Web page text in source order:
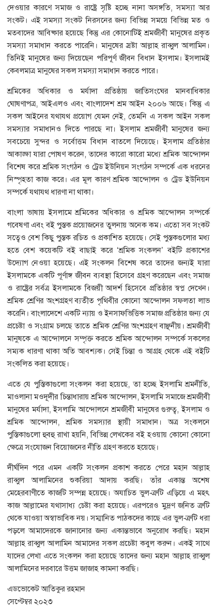
দেওয়ার কারণে সমাজ ও রাষ্ট্রে সৃষ্টি হচ্ছে নানা অসঙ্গতি, সমস্যা আর
সংকট। এই সমস্যা সংকট নিরসনের জন্য বিভিন্ন সময়ে বিভিন্ন মত ও
মতবাদের আবিষ্কার হয়েছে কিন্তু এর কোনোটিই শ্রমজীবী মানুষের প্রকৃত
সমস্যা সমাধান করতে পারেনি। মানুষের স্রষ্টা আল্লাহ রাব্বুল আলামিন।
তিনিই মানুষের জন্য দিয়েছেন পরিপূর্ণ জীবন বিধান ইসলাম। ইসলামই
কেবলমাত্র মানুষের সকল সমস্যা সমাধান করতে পারে।
শ্রমিকের অধিকার ও মর্যাদা প্রতিষ্ঠায় জাতিসংঘের মানবাধিকার
ঘোষণাপত্র, আইএলও এবং বাংলাদেশ শ্রম আইন ২০০৬ আছে। কিন্তু এ
সকল আইনের যথাযথ প্রয়োগ যেমন নেই, তেমনি এ সকল আইন সকল
সমস্যার সমাধানও দিতে পারছে না। ইসলাম শ্রমজীবী মানুষের জন্য
সবচেয়ে সুন্দর ও সর্বোত্তম বিধান বাতলে দিয়েছে। ইসলাম প্রতিষ্ঠার
আকাঙ্ক্ষা যারা পোষণ করেন, তাদের কারো কারো মধ্যে শ্রমিক আন্দোলন
বিশেষ করে শ্রমিক সংগঠন ও ট্রেড ইউনিয়ন সংগঠন সম্পর্কে এক ধরনের
নিস্পৃহতা কাজ করে। এর মূল কারণ শ্রমিক আন্দোলন ও ট্রেড ইউনিয়ন
সম্পর্কে যথাযথ ধারণা না থাকা।
বাংলা ভাষায় ইসলামে শ্রমিকের অধিকার ও শ্রমিক আন্দোলন সম্পর্কে
গবেষণা এবং বই পুস্তক প্রয়োজনের তুলনায় অনেক কম। এতো সব সংকট
সত্বেও বেশ কিছু পুস্তক রচিত ও প্রকাশিত হয়েছে। সেই পুস্তকগুলোর মধ্য
হতে বেশ কয়েকটি বই বাছাই করে ‘শ্রমিক সংকলন’ বইটি প্রকাশের
উদ্যোগ নেওয়া হয়েছে। এই সংকলন বিশেষ করে তাদের জন্যই যারা
ইসলামকে একটি পূর্ণাঙ্গ জীবন ব্যবস্থা হিসেবে গ্রহণ করেছেন এবং সমাজ
ও রাষ্ট্রের সর্বত্র ইসলামকে বিজয়ী আদর্শ হিসেবে প্রতিষ্ঠার স্বপ্ন দেখেন।
শ্রমিক শ্রেণির অংশগ্রহণ ব্যতীত পৃথিবীর কোনো আন্দোলন সফলতা লাভ
করেনি। বাংলাদেশে একটি ন্যায় ও ইনসাফভিত্তিক সমাজ প্রতিষ্ঠার জন্য যে
প্রচেষ্টা ও সংগ্রাম চলছে তাতে শ্রমিক শ্রেণির অংশগ্রহণ বাঞ্ছনীয়। শ্রমজীবী
মানুষকে এ আন্দোলনে সম্পৃক্ত করতে শ্রমিক আন্দোলন সম্পর্কে সকলের
সম্যক ধারণা থাকা অতি আবশ্যক। সেই চিন্তা ও আগ্রহ থেকে এই বইটি
সংকলিত করা হয়েছে।
এতে যে পুস্তিকাগুলো সংকলন করা হয়েছে, তা হচ্ছে ইসলামি শ্রমনীতি,
মাওলানা মওদূদীর চিন্তাধারায় শ্রমিক আন্দোলন, ইসলামি সমাজে শ্রমজীবী
মানুষের মর্যাদা, ইসলামি আন্দোলনে শ্রমজীবী মানুষের গুরুত্ব, ইসলাম ও
শ্রমিক আন্দোলন, শ্রমিক সমস্যার স্থায়ী সমাধান। অত্র সংকলনে
পুস্তিকাগুলো হুবহু রাখা হয়নি, বিভিন্ন লেখকের বই হওয়ায় কোনো কোনো
ক্ষেত্রে সংযোজন বিয়োজনের নীতি গ্রহণ করতে হয়েছে।
দীর্ঘদিন পরে এমন একটি সংকলন প্রকাশ করতে পেরে মহান আল্লাহ
রাব্বুল আলামিনের শুকরিয়া আদায় করছি। তাঁর একান্ত অশেষ
মেহেরবাণীতে কাজটি সম্পন্ন হয়েছে। অযাচিত ভুল-ত্রুটি এড়িয়ে এ মহৎ
কাজ আল্লামের যথাসাধ্য চেষ্টা করা হয়েছে। এরপরেও মুদ্রণ জনিত ত্রুটি
থেকে যাওয়া অস্বাভাবিক নয়। সম্মানিত পাঠকদের কাছে এর ভুল-ত্রুটি ধরা
পড়লে আমাদেরকে জানানোর জন্য একান্তভাবে অনুরোধ করছি। মহান
আল্লাহ রাব্বুল আলামিন আমাদের সকল প্রচেষ্টা কবুল করুন। একই সাথে
যাদের লেখা এতে সংকলন করা হয়েছে তাদের জন্য মহান আল্লাহ রাব্বুল
আলামিনের দরবারে উত্তম জাজাহ কামনা করছি।
এডভোকেট আতিকুর রহমান
সেপ্টেম্বর ২০২৩